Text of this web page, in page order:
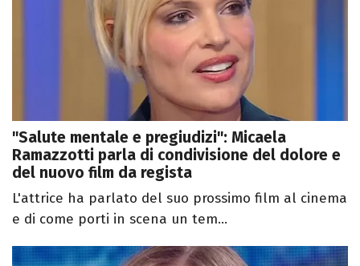
"Salute mentale e pregiudizi": Micaela
Ramazzotti parla di condivisione del dolore e
del nuovo film da regista
L'attrice ha parlato del suo prossimo film al cinema
e di come porti in scena un tem...